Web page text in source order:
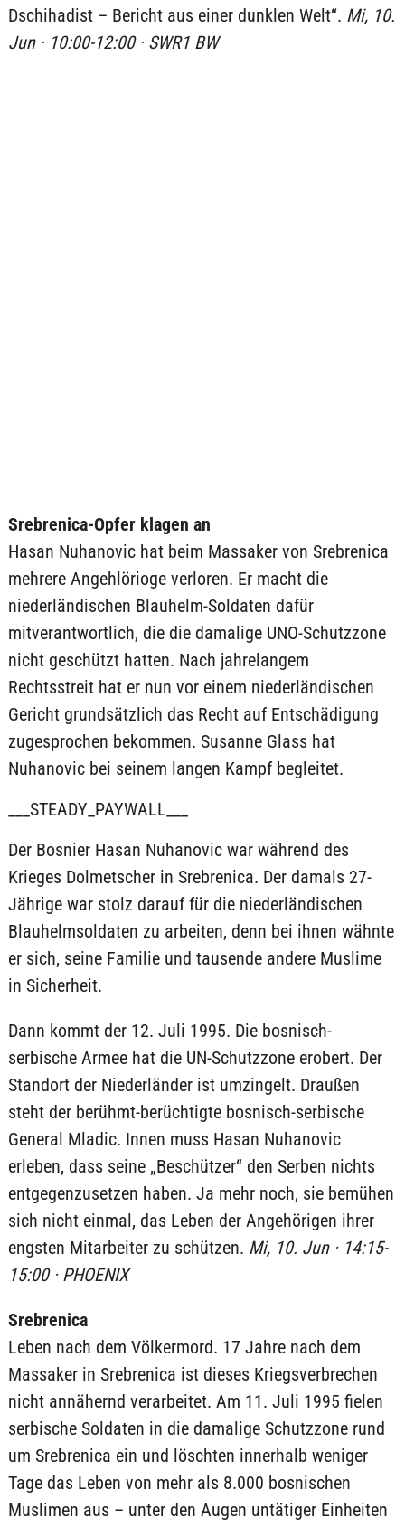
Dschihadist – Bericht aus einer dunklen Welt“. Mi, 10.
Jun · 10:00-12:00 · SWR1 BW
Srebrenica-Opfer klagen an
Hasan Nuhanovic hat beim Massaker von Srebrenica
mehrere Angehlörioge verloren. Er macht die
niederländischen Blauhelm-Soldaten dafür
mitverantwortlich, die die damalige UNO-Schutzzone
nicht geschützt hatten. Nach jahrelangem
Rechtsstreit hat er nun vor einem niederländischen
Gericht grundsätzlich das Recht auf Entschädigung
zugesprochen bekommen. Susanne Glass hat
Nuhanovic bei seinem langen Kampf begleitet.
___STEADY_PAYWALL___
Der Bosnier Hasan Nuhanovic war während des
Krieges Dolmetscher in Srebrenica. Der damals 27-
Jährige war stolz darauf für die niederländischen
Blauhelmsoldaten zu arbeiten, denn bei ihnen wähnte
er sich, seine Familie und tausende andere Muslime
in Sicherheit.
Dann kommt der 12. Juli 1995. Die bosnisch-
serbische Armee hat die UN-Schutzzone erobert. Der
Standort der Niederländer ist umzingelt. Draußen
steht der berühmt-berüchtigte bosnisch-serbische
General Mladic. Innen muss Hasan Nuhanovic
erleben, dass seine „Beschützer“ den Serben nichts
entgegenzusetzen haben. Ja mehr noch, sie bemühen
sich nicht einmal, das Leben der Angehörigen ihrer
engsten Mitarbeiter zu schützen. Mi, 10. Jun · 14:15-
15:00 · PHOENIX
Srebrenica
Leben nach dem Völkermord. 17 Jahre nach dem
Massaker in Srebrenica ist dieses Kriegsverbrechen
nicht annähernd verarbeitet. Am 11. Juli 1995 fielen
serbische Soldaten in die damalige Schutzzone rund
um Srebrenica ein und löschten innerhalb weniger
Tage das Leben von mehr als 8.000 bosnischen
Muslimen aus – unter den Augen untätiger Einheiten